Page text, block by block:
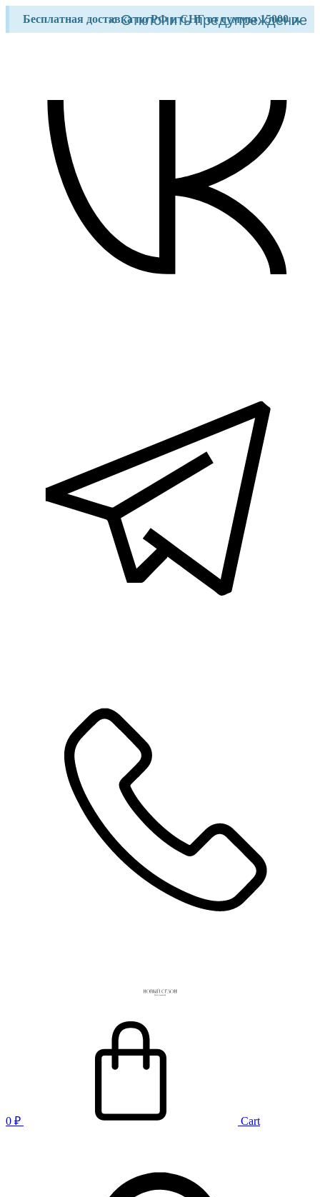
содержимому
Бесплатная доставка по РФ и СНГ от суммы 15000 р.
× Отклонить предупреждение
0 ₽ Cart